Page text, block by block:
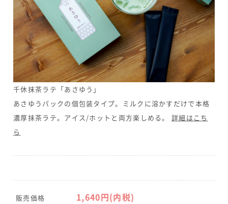
千休抹茶ラテ「あさゆう」
あさゆうパックの個包装タイプ。ミルクに溶かすだけで本格
濃厚抹茶ラテ。アイス/ホットと両方楽しめる。詳細はこち
ら
販売価格 1,640円(内税)